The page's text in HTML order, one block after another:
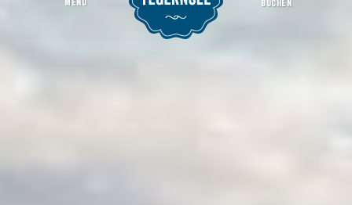
Hirschberghaus
MENU BUCHEN